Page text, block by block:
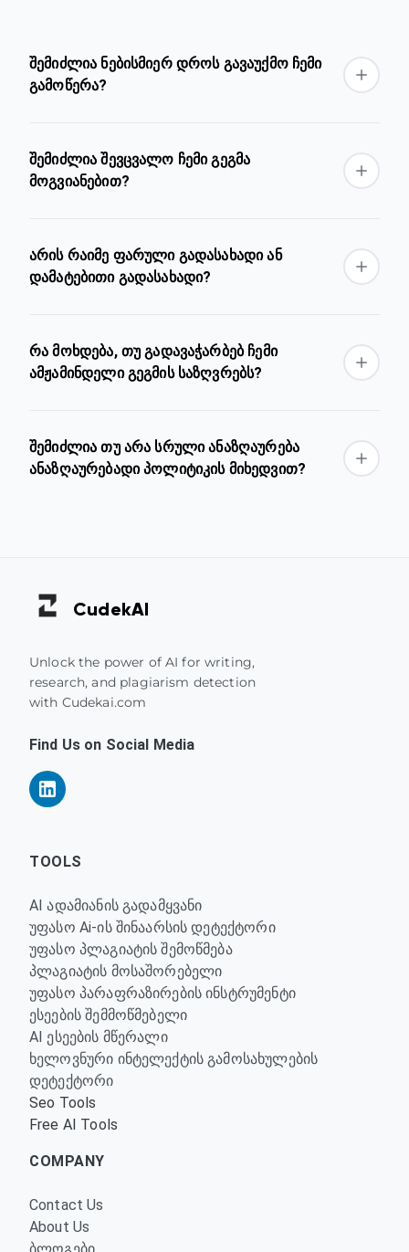
შემიძლია ნებისმიერ დროს გავაუქმო ჩემი
გამოწერა?
შემიძლია შევცვალო ჩემი გეგმა
მოგვიანებით?
არის რაიმე ფარული გადასახადი ან
დამატებითი გადასახადი?
რა მოხდება, თუ გადავაჭარბებ ჩემი
ამჟამინდელი გეგმის საზღვრებს?
შემიძლია თუ არა სრული ანაზღაურება
ანაზღაურებადი პოლიტიკის მიხედვით?
CudekAI
Unlock the power of AI for writing,
research, and plagiarism detection
with Cudekai.com
Find Us on Social Media
TOOLS
AI ადამიანის გადამყვანი
უფასო Ai-ის შინაარსის დეტექტორი
უფასო პლაგიატის შემოწმება
პლაგიატის მოსაშორებელი
უფასო პარაფრაზირების ინსტრუმენტი
ესეების შემმოწმებელი
AI ესეების მწერალი
ხელოვნური ინტელექტის გამოსახულების
დეტექტორი
Seo Tools
Free AI Tools
COMPANY
Contact Us
About Us